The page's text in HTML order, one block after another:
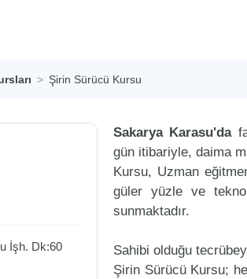
Şirin Sürücü Kursu
İşh. Dk:60
Sakarya Karasu'da
gün itibariyle, daima
Kursu, Uzman
güler yüzle ve
sunmaktadır.
Sahibi olduğu
Şirin Sürücü Kursu;